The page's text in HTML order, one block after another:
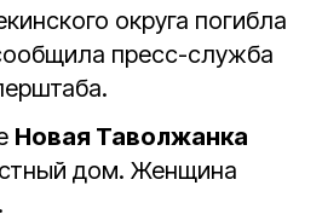
округа погибла
пресс-служба
Новая Таволжанка
дом. Женщина